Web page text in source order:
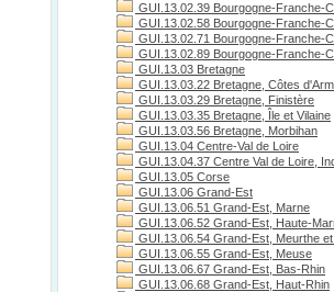
GUI.13.02.39 Bourgogne-Franche-
GUI.13.02.58 Bourgogne-Franche-
GUI.13.02.71 Bourgogne-Franche-
GUI.13.02.89 Bourgogne-Franche-
GUI.13.03 Bretagne
GUI.13.03.22 Bretagne, Côtes
GUI.13.03.29 Bretagne, Finistère
GUI.13.03.35 Bretagne, Île et Vilaine
GUI.13.03.56 Bretagne, Morbihan
GUI.13.04 Centre-Val de Loire
GUI.13.04.37 Centre Val de Loire,
GUI.13.05 Corse
GUI.13.06 Grand-Est
GUI.13.06.51 Grand-Est, Marne
GUI.13.06.52 Grand-Est, Haute-
GUI.13.06.54 Grand-Est, Meurthe
GUI.13.06.55 Grand-Est, Meuse
GUI.13.06.67 Grand-Est, Bas-Rhin
GUI.13.06.68 Grand-Est, Haut-Rhin